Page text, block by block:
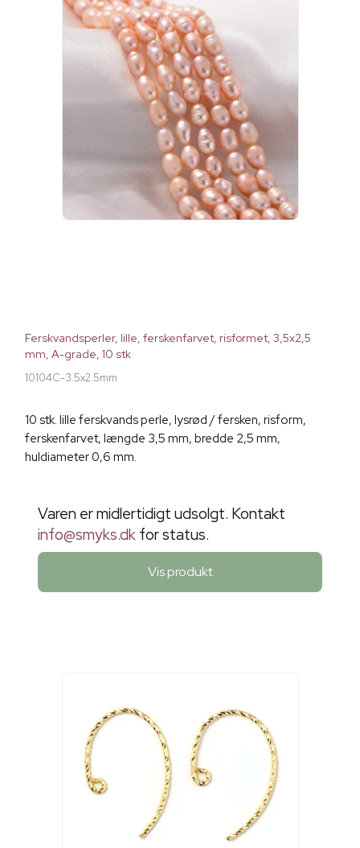
Ferskvandsperler, lille, ferskenfarvet, risformet, 3,5x2,5
mm, A-grade, 10 stk
10104C-3.5x2.5mm
10 stk. lille ferskvands perle, lysrød / fersken, risform,
ferskenfarvet, længde 3,5 mm, bredde 2,5 mm,
huldiameter 0,6 mm.
Varen er midlertidigt udsolgt. Kontakt
info@smyks.dk for status.
Vis produkt